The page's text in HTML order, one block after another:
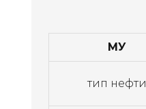
МУ
тип нефти